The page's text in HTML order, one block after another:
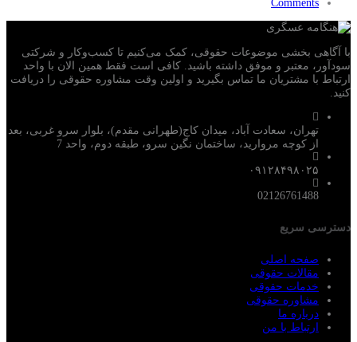
Comments
با آگاهی بخشی موضوعات حقوقی، کمک می‌‎کنیم تا کسب‌وکار و شرکتی
سودآور، معتبر و موفق داشته باشید. کافی است فقط همین الان با واحد
ارتباط با مشتریان ما تماس بگیرید و اولین وقت مشاوره حقوقی را دریافت
کنید.
تهران، سعادت آباد، میدان کاج(طهرانی مقدم)، بلوار سرو غربی، بعد
از کوچه مروارید، ساختمان نگین سرو، طبقه دوم، واحد 7
۰۹۱۲۸۴۹۸۰۲۵
02126761488
دسترسی سریع
صفحه اصلی
مقالات حقوقی
خدمات حقوقی
مشاوره حقوقی
درباره ما
ارتباط با من